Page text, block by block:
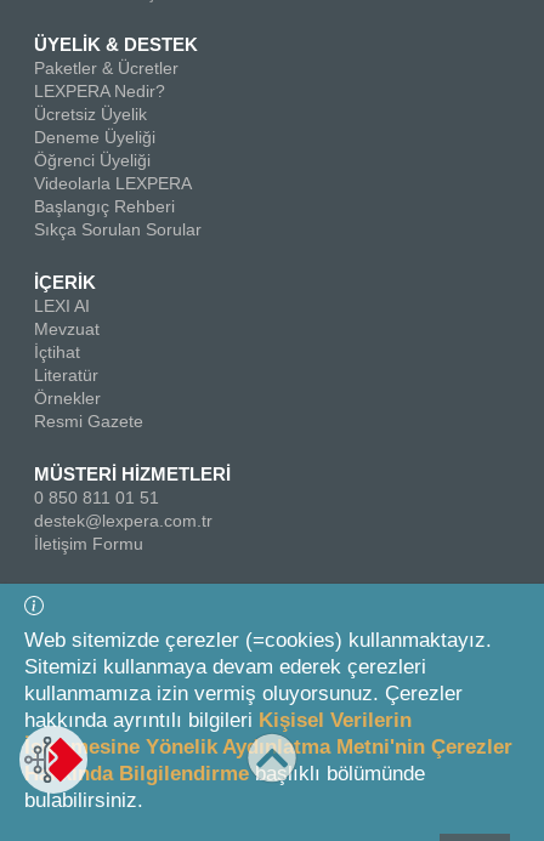
ÜYELİK & DESTEK
Paketler & Ücretler
LEXPERA Nedir?
Ücretsiz Üyelik
Deneme Üyeliği
Öğrenci Üyeliği
Videolarla LEXPERA
Başlangıç Rehberi
Sıkça Sorulan Sorular
İÇERİK
LEXI AI
Mevzuat
İçtihat
Literatür
Örnekler
Resmi Gazete
MÜSTERİ HİZMETLERİ
0 850 811 01 51
destek@lexpera.com.tr
İletişim Formu
Bizi Takip Edin
© 2026 On İki Levha Yayıncılık A.Ş.
Web sitemizde çerezler (=cookies) kullanmaktayız.
Sitemizi kullanmaya devam ederek çerezleri
kullanmamıza izin vermiş oluyorsunuz. Çerezler
hakkında ayrıntılı bilgileri Kişisel Verilerin
İşlenmesine Yönelik Aydınlatma Metni'nin Çerezler
Hakkında Bilgilendirmebaşlıklı bölümünde
bulabilirsiniz.